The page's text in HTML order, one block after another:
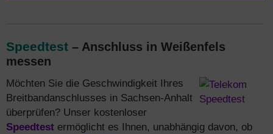
Speedtest – Anschluss in Weißenfels
messen
Möchten Sie die Geschwindigkeit Ihres
Breitbandanschlusses in Sachsen-Anhalt
überprüfen? Unser kostenloser
Speedtest ermöglicht es Ihnen, unabhängig davon, ob